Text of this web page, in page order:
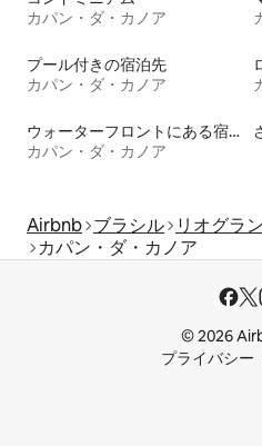
カパン・ダ・カノア
プール付きの宿泊先
カパン・ダ・カノア
ウォーターフロントにある宿泊施設
カパン・ダ・カノア
Airbnb ブラシル
リオグラ
カパン・ダ・カノア
© 2026
プライバシー